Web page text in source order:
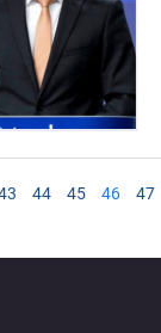
44 45 46 47